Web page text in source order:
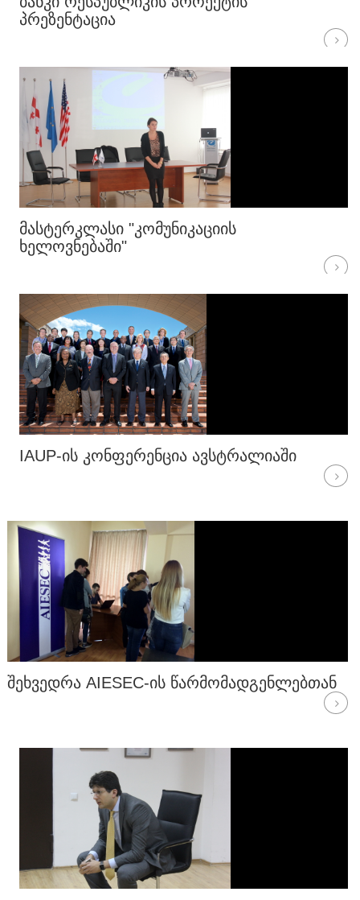
ᲞᲠᲔᲖᲔᲜᲢᲐᲪᲘᲐ
ᲛᲐᲡᲢᲔᲠᲙᲚᲐᲡᲘ "ᲙᲝᲛᲣᲜᲘᲙᲐᲪᲘᲘᲡ
ᲮᲔᲚᲝᲕᲜᲔᲑᲐᲨᲘ"
IAUP-ᲘᲡ ᲙᲝᲜᲤᲔᲠᲔᲜᲪᲘᲐ ᲐᲕᲡᲢᲠᲐᲚᲘᲐᲨᲘ
ᲨᲔᲮᲕᲔᲓᲠᲐ AIESEC-ᲘᲡ ᲬᲐᲠᲛᲝᲛᲐᲓᲒᲔᲜᲚᲔᲑᲗᲐᲜ